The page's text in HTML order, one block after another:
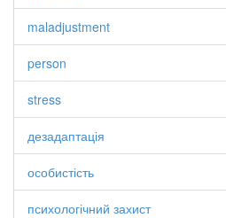
maladjustment
person
stress
дезадаптація
особистість
психологічний захист